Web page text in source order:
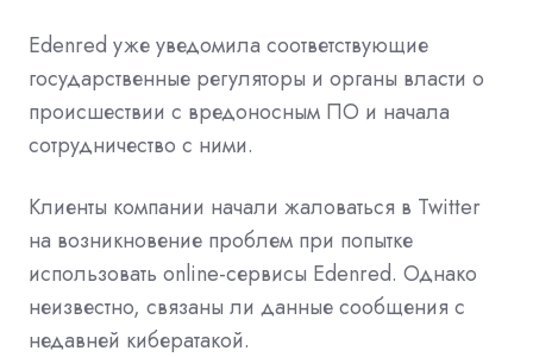
Edenred уже уведомила соответствующие
государственные регуляторы и органы власти о
происшествии с вредоносным ПО и начала
сотрудничество с ними.
Клиенты компании начали жаловаться в Twitter
на возникновение проблем при попытке
использовать online-сервисы Edenred. Однако
неизвестно, связаны ли данные сообщения с
недавней кибератакой.